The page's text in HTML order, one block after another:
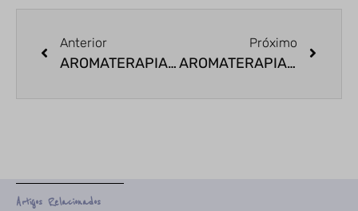
Anterior
AROMATERAPIA: QUAL ÓLEO ESSENCIAL PARA O SIGNO DE TOURO?
Próximo
AROMATERAPIA: QUAL ÓLEO ESSENCIAL PARA O SIGNO DE CÂNCER?
Artigos Relacionados